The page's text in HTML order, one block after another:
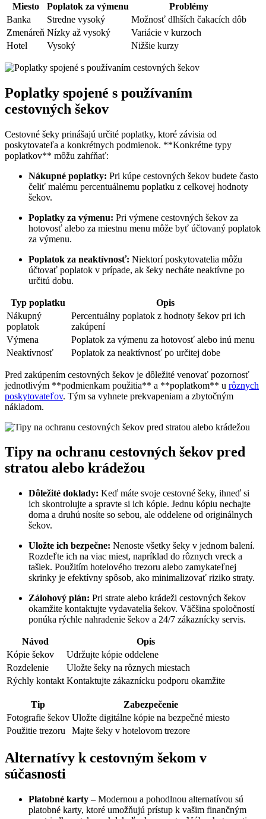
Miesto Poplatok za výmenu
Problémy
Banka
Stredne vysoký
Možnosť dlhších čakacích dôb
Zmenáreň Nízky až vysoký
Variácie v kurzoch
Hotel
Vysoký Nižšie kurzy
Poplatky spojené s používaním
cestovných šekov
Cestovné šeky prinášajú určité poplatky, ktoré závisia od
poskytovateľa a konkrétnych podmienok. **Konkrétne typy
poplatkov** môžu zahŕňať:
Nákupné poplatky: Pri kúpe cestovných šekov budete často
čeliť malému percentuálnemu poplatku z celkovej hodnoty
šekov.
Poplatky za výmenu: Pri výmene cestovných šekov za
hotovosť alebo za miestnu menu môže byť účtovaný poplatok
za výmenu.
Poplatok za neaktívnosť: Niektorí poskytovatelia môžu
účtovať poplatok v prípade, ak šeky necháte neaktívne po
určitú dobu.
Typ poplatku
Opis
Nákupný
poplatok
Percentuálny poplatok z hodnoty šekov pri ich
zakúpení
Výmena
Poplatok za výmenu za hotovosť alebo inú menu
Neaktívnosť
Poplatok za neaktívnosť po určitej dobe
Pred zakúpením cestovných šekov je dôležité venovať pozornosť
jednotlivým **podmienkam použitia** a **poplatkom** u rôznych
poskytovateľov. Tým sa vyhnete prekvapeniam a zbytočným
nákladom.
Tipy na ochranu cestovných šekov pred
stratou alebo krádežou
Dôležité doklady: Keď máte svoje cestovné šeky, ihneď si
ich skontrolujte a spravte si ich kópie. Jednu kópiu nechajte
doma a druhú nosíte so sebou, ale oddelene od originálnych
šekov.
Uložte ich bezpečne: Nenoste všetky šeky v jednom balení.
Rozdeľte ich na viac miest, napríklad do rôznych vreck a
tašiek. Použitím hotelového trezoru alebo zamykateľnej
skrinky je efektívny spôsob, ako minimalizovať riziko straty.
Zálohový plán: Pri strate alebo krádeži cestovných šekov
okamžite kontaktujte vydavatelia šekov. Väčšina spoločností
ponúka rýchle nahradenie šekov a 24/7 zákaznícky servis.
Návod
Opis
Kópie šekov
Udržujte kópie oddelene
Rozdelenie
Uložte šeky na rôznych miestach
Rýchly kontakt Kontaktujte zákaznícku podporu okamžite
Tip
Zabezpečenie
Fotografie šekov Uložte digitálne kópie na bezpečné miesto
Použitie trezoru
Majte šeky v hotelovom trezore
Alternatívy k cestovným šekom v
súčasnosti
Platobné karty – Modernou a pohodlnou alternatívou sú
platobné karty, ktoré umožňujú prístup k vašim finančným